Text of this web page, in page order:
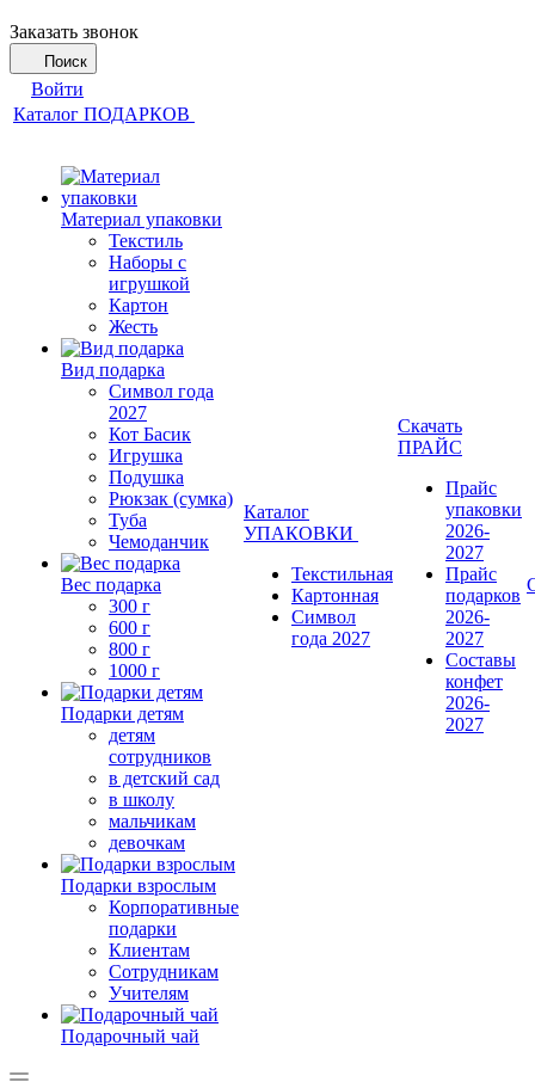
Заказать звонок
Поиск
Войти
Каталог ПОДАРКОВ
Материал упаковки
Текстиль
Наборы с
игрушкой
Картон
Жесть
Вид подарка
Символ года
2027
Кот Басик
Игрушка
Подушка
Рюкзак (сумка)
Туба
Чемоданчик
Вес подарка
300 г
600 г
800 г
1000 г
Подарки детям
детям
сотрудников
в детский сад
в школу
мальчикам
девочкам
Подарки взрослым
Корпоративные
подарки
Клиентам
Сотрудникам
Учителям
Подарочный чай
Каталог
УПАКОВКИ
Текстильная
Картонная
Символ
года 2027
Скачать
ПРАЙС
Прайс
упаковки
2026-
2027
Прайс
подарков
2026-
2027
Составы
конфет
2026-
2027